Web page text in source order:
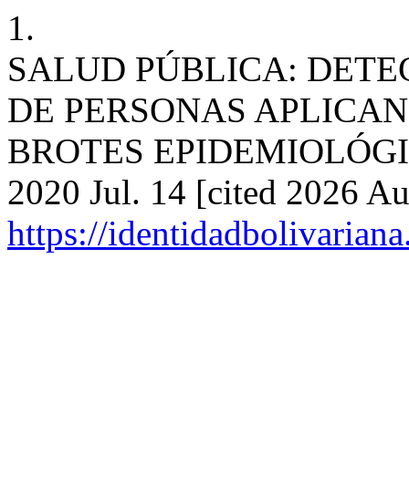
1.
SALUD PÚBLICA:
DE PERSONAS
BROTES
2020 Jul. 14 [cited 2026
https://